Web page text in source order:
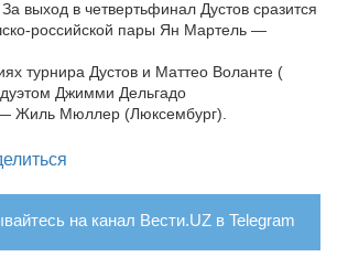
выход в четвертьфинал Дустов сразится
российской пары Ян Мартель —
турнира Дустов и Маттео Воланте (
Джимми Дельгадо
Жиль Мюллер (Люксембург).
на канал Вести.UZ в Telegram